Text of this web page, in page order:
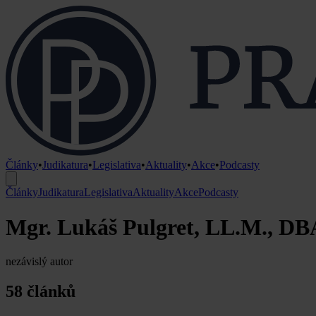
Články•Judikatura•Legislativa•Aktuality•Akce•Podcasty
ČlánkyJudikaturaLegislativaAktualityAkcePodcasty
Mgr. Lukáš Pulgret, LL.M.,
nezávislý autor
58 článků